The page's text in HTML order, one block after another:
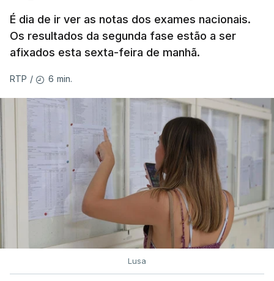
É dia de ir ver as notas dos exames nacionais.
Os resultados da segunda fase estão a ser
afixados esta sexta-feira de manhã.
RTP / 6 min.
Lusa